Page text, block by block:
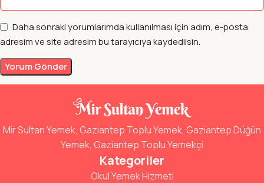
Daha sonraki yorumlarımda kullanılması için adım, e-posta
adresim ve site adresim bu tarayıcıya kaydedilsin.
Mir Sultan Yemek, Gaziantep Toplu Yemek, Gaziantep Düğün
Yemek, Gaziantep Toplu Yemekçi
Kategoriler
Okul Yemek Hizmeti